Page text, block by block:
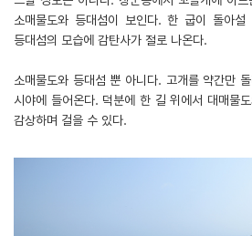
소매물도와 등대섬이 보인다. 한 굽이 돌아설
등대섬의 모습에 감탄사가 절로 나온다.
소매물도와 등대섬 뿐 아니다. 고개를 약간만
시야에 들어온다. 덕분에 한 길 위에서 대매물
감상하며 걸을 수 있다.